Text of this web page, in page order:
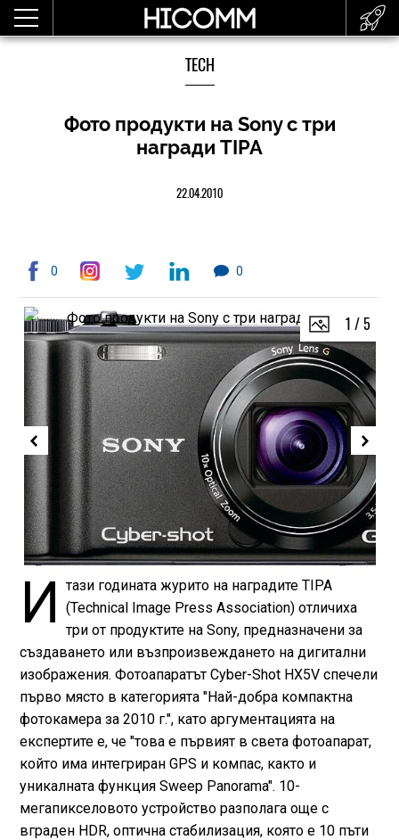
TECH
Фото продукти на Sony с три
награди TIPA
22.04.2010
0 0
1 /5
И
тази годината журито на наградите TIPA
(Technical Image Press Association) отличиха
три от продуктите на Sony, предназначени за
създаването или възпроизвеждането на дигитални
изображения. Фотоапаратът Cyber-Shot HX5V спечели
първо място в категорията "Най-добра компактна
фотокамера за 2010 г.", като аргументацията на
експертите е, че "това е първият в света фотоапарат,
който има интегриран GPS и компас, както и
уникалната функция Sweep Panorama". 10-
мегапикселовото устройство разполага още с
вграден HDR, оптична стабилизация, която е 10 пъти